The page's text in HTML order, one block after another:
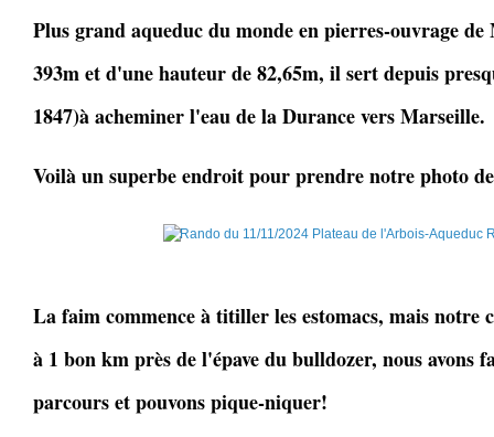
Plus grand aqueduc du monde en pierres-ouvrage
393m et d'une hauteur de 82,65m, il sert depuis
1847)à acheminer l'eau de la Durance vers Marseille.
Voilà un superbe endroit pour prendre notre photo
La faim commence à titiller les estomacs, mais notre
à 1 bon km près de l'épave du bulldozer, nous avons
parcours et pouvons pique-niquer!